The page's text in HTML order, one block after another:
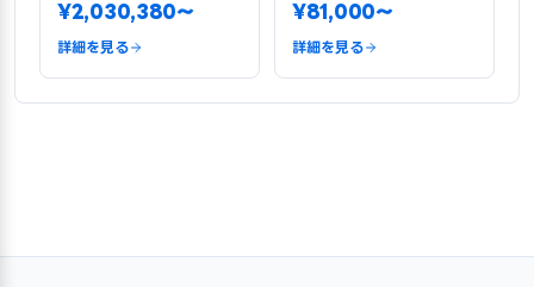
¥2,030,380〜
詳細を見る
¥81,000〜
詳細を見る